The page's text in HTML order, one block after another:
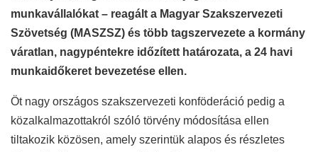
munkavállalókat – reagált a Magyar Szakszervezeti
Szövetség (MASZSZ) és több tagszervezete a kormány
váratlan, nagypéntekre időzített határozata, a 24 havi
munkaidőkeret bevezetése ellen.
Öt nagy országos szakszervezeti konföderáció pedig a
közalkalmazottakról szóló törvény módosítása ellen
tiltakozik közösen, amely szerintük alapos és részletes